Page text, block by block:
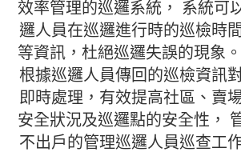
效率管理的巡邏系統， 系統可
邏人員在巡邏進行時的巡檢時
等資訊，杜絕巡邏失誤的現象
根據巡邏人員傳回的巡檢資訊
即時處理，有效提高社區、賣
安全狀況及巡邏點的安全性，
不出戶的管理巡邏人員巡查工